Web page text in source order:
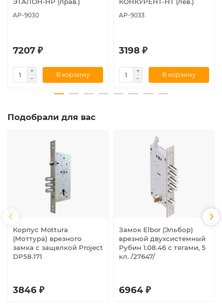
AP-9030
7207 ₽
В корзину
AP-9033
3198 ₽
В корзину
Подобрали для вас
Корпус Mottura
(Моттура) врезного
замка с защелкой Project
DP58.171
3846 ₽
Замок Elbor (Эльбор)
врезной двухсистемный
Рубин 1.08.46 с тягами, 5
кл. /27647/
6964 ₽